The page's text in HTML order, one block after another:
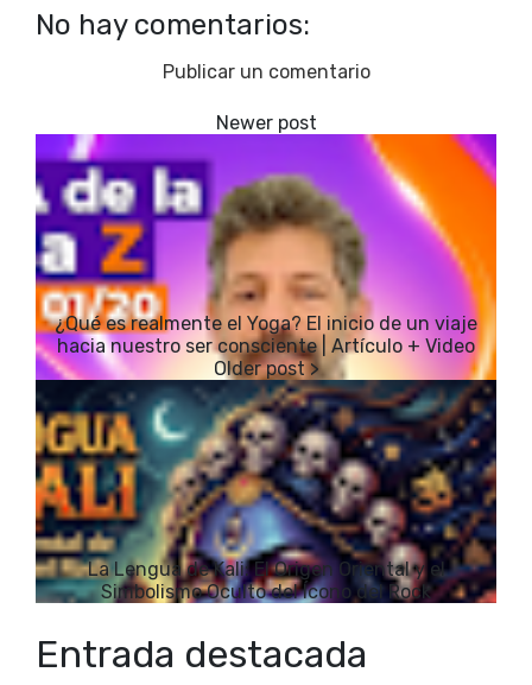
No hay comentarios:
Publicar un comentario
¿Qué es realmente el Yoga? El inicio de un viaje
hacia nuestro ser consciente | Artículo + Video
La Lengua de Kali: El Origen Oriental y el
Simbolismo Oculto del Ícono del Rock
Entrada destacada